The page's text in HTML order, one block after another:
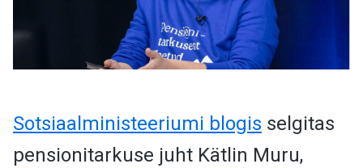
Sotsiaalministeeriumi blogis selgitas
pensionitarkuse juht Kätlin Muru,